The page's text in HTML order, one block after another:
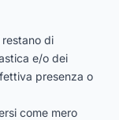
di
e/o dei
presenza o
come mero